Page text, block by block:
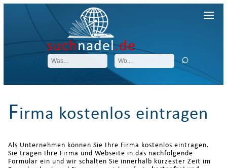
suchnadel.de
Firma kostenlos eintragen
Als Unternehmen können Sie Ihre Firma kostenlos eintragen.
Sie tragen Ihre Firma und Webseite in das nachfolgende
Formular ein und wir schalten Sie innerhalb kürzester Zeit im